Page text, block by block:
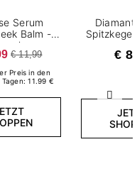
Serum
Balm -
€ 11,99
Preis in den
11.99 €
€